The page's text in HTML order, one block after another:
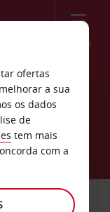
Menu
ofertas
a sua
os dados
de
tem mais
com a